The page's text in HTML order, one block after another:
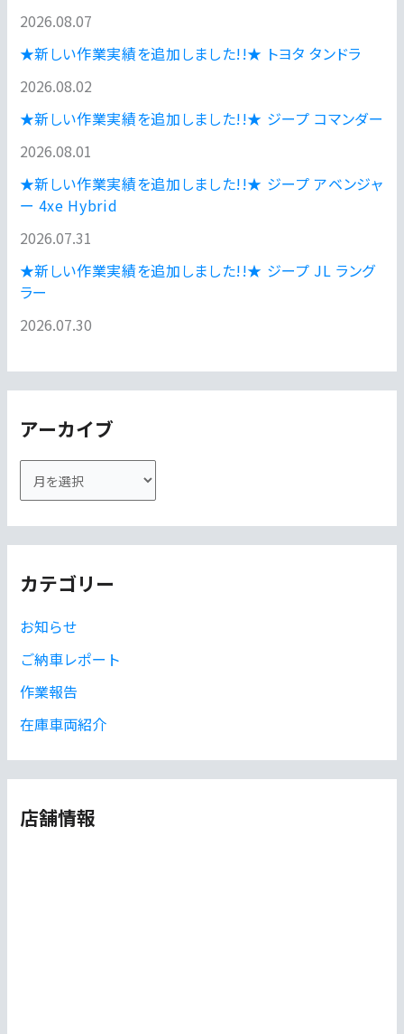
2026.08.07
★新しい作業実績を追加しました!!★ トヨタ タンドラ
2026.08.02
★新しい作業実績を追加しました!!★ ジープ コマンダー
2026.08.01
★新しい作業実績を追加しました!!★ ジープ アベンジャ
ー 4xe Hybrid
2026.07.31
★新しい作業実績を追加しました!!★ ジープ JL ラング
ラー
2026.07.30
アーカイブ
ー
カ
ブ
カテゴリー
お知らせ
ご納車レポート
作業報告
在庫車両紹介
店舗情報